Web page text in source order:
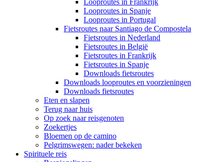
Looproutes in Frankrijk
Looproutes in Spanje
Looproutes in Portugal
Fietsroutes naar Santiago de Compostela
Fietsroutes in Nederland
Fietsroutes in België
Fietsroutes in Frankrijk
Fietsroutes in Spanje
Downloads fietsroutes
Downloads looproutes en voorzieningen
Downloads fietsroutes
Eten en slapen
Terug naar huis
Op zoek naar reisgenoten
Zoekertjes
Bloemen op de camino
Pelgrimswegen: nader bekeken
Spirituele reis